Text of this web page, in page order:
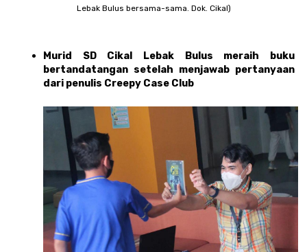
Lebak Bulus bersama-sama. Dok. Cikal)
Murid SD Cikal Lebak Bulus meraih buku
bertandatangan setelah menjawab pertanyaan
dari penulis Creepy Case Club